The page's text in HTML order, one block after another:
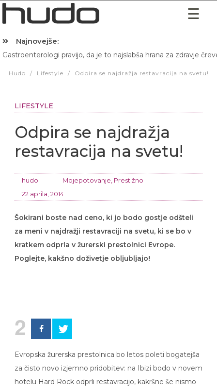
Najnovejše:
Gastroenterologi pravijo, da je to najslabša hrana za zdravje
Hudo / Lifestyle / Odpira se najdražja restavracija na svetu!
LIFESTYLE
Odpira se najdražja
restavracija na svetu!
hudo Mojepotovanje Prestižno
22 aprila, 2014
Šokirani boste nad ceno, ki jo bodo gostje odšteli
za meni v najdražji restavraciji na svetu, ki se bo v
kratkem odprla v žurerski prestolnici Evrope.
Poglejte, kakšno doživetje obljubljajo!
2
Evropska žurerska prestolnica bo letos poleti bogatejša
za čisto novo izjemno pridobitev: na Ibizi bodo v novem
hotelu Hard Rock odprli restavracijo, kakršne še nismo